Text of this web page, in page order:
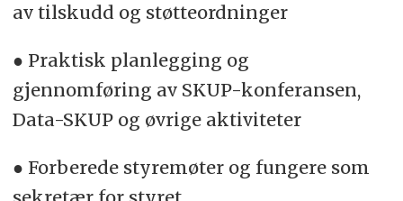
av tilskudd og støtteordninger
● Praktisk planlegging og
gjennomføring av SKUP-konferansen,
Data-SKUP og øvrige aktiviteter
● Forberede styremøter og fungere som